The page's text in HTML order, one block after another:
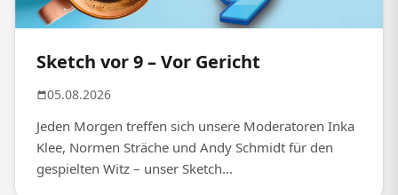
Sketch vor 9 – Vor Gericht
05.08.2026
Jeden Morgen treffen sich unsere Moderatoren Inka
Klee, Normen Sträche und Andy Schmidt für den
gespielten Witz – unser Sketch...